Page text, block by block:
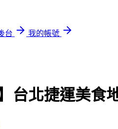
台
我的帳號
台北捷運美食